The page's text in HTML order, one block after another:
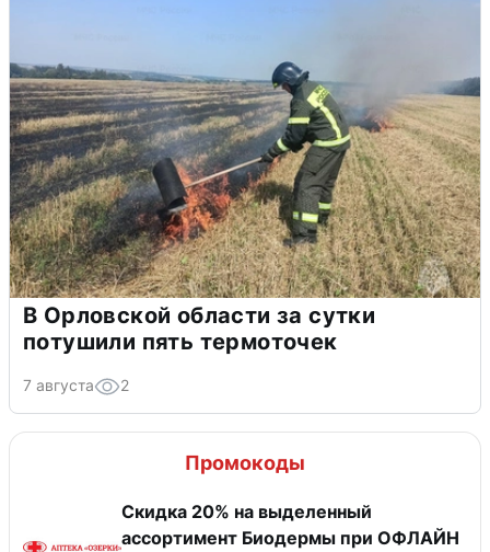
В Орловской области за сутки
потушили пять термоточек
7 августа 2
Промокоды
Скидка 20% на выделенный
ассортимент Биодермы при ОФЛАЙН